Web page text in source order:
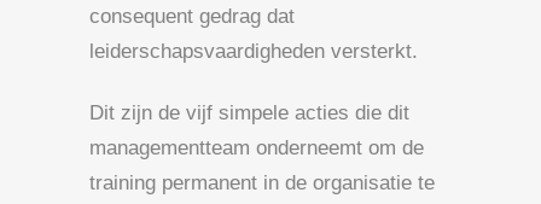
consequent gedrag dat
leiderschapsvaardigheden versterkt.
Dit zijn de vijf simpele acties die dit
managementteam onderneemt om de
training permanent in de organisatie te